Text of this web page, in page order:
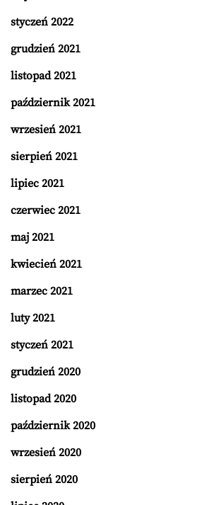
styczeń 2022
grudzień 2021
listopad 2021
październik 2021
wrzesień 2021
sierpień 2021
lipiec 2021
czerwiec 2021
maj 2021
kwiecień 2021
marzec 2021
luty 2021
styczeń 2021
grudzień 2020
listopad 2020
październik 2020
wrzesień 2020
sierpień 2020